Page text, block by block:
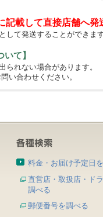
載して直接店舗へ発
として発送することができます
て】
れない場合があります。
い合わせください。
料金・お届け予定日
直営店・取扱店・ド
調べる
郵便番号を調べる